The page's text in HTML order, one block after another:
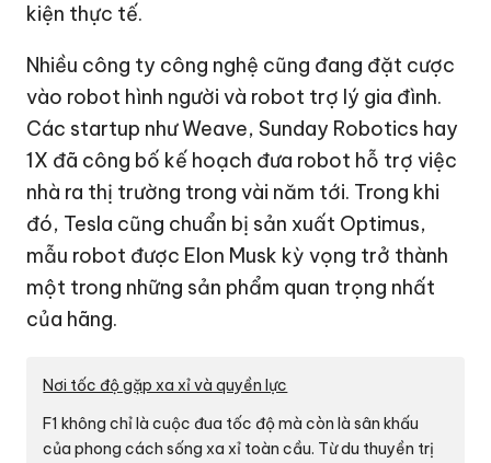
kiện thực tế.
Nhiều công ty công nghệ cũng đang đặt cược
vào robot hình người và robot trợ lý gia đình.
Các startup như Weave, Sunday Robotics hay
1X đã công bố kế hoạch đưa robot hỗ trợ việc
nhà ra thị trường trong vài năm tới. Trong khi
đó, Tesla cũng chuẩn bị sản xuất Optimus,
mẫu robot được Elon Musk kỳ vọng trở thành
một trong những sản phẩm quan trọng nhất
của hãng.
Nơi tốc độ gặp xa xỉ và quyền lực
F1 không chỉ là cuộc đua tốc độ mà còn là sân khấu
của phong cách sống xa xỉ toàn cầu. Từ du thuyền trị